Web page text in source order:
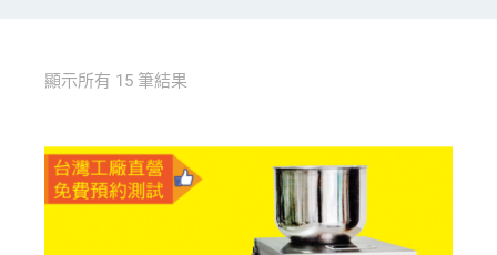
顯示所有 15 筆結果